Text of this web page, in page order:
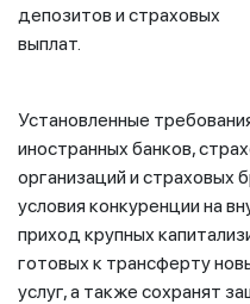
депозитов и страховых
выплат.
Установленные
иностранных банков,
организаций и страховых
условия конкуренции на
приход крупных
готовых к трансферту
услуг, а также сохранят